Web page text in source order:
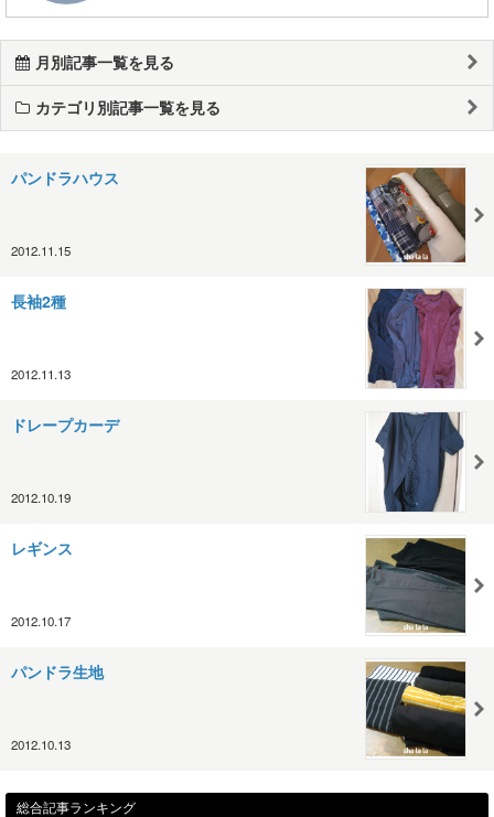
月別記事一覧を見る
カテゴリ別記事一覧を見る
パンドラハウス
2012.11.15
長袖2種
2012.11.13
ドレープカーデ
2012.10.19
レギンス
2012.10.17
パンドラ生地
2012.10.13
総合記事ランキング